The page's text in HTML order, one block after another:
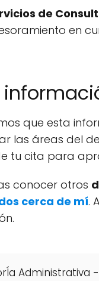
de
en
que esta
las áreas del
tu cita para
conocer otros
cerca de mí.
Administrativa